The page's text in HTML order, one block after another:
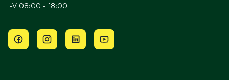
I-V 08:00 - 18:00